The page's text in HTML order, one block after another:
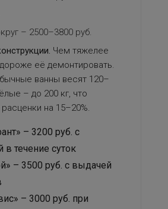
– 2500–3800 руб.
Чем тяжелее
её демонтировать.
ванны весят 120–
– до 200 кг, что
на 15–20%.
– 3200 руб. с
в течение суток
– 3500 руб. с выдачей
– 3000 руб. при